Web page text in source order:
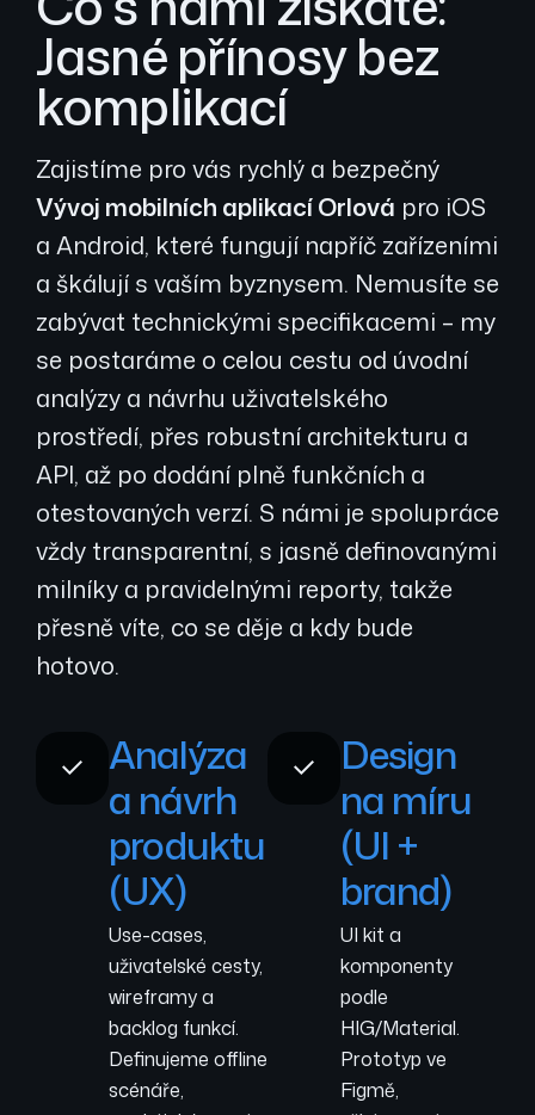
Jasné přínosy bez
komplikací
Zajistíme pro vás rychlý a bezpečný
Vývoj mobilních aplikací Orlová pro iOS
a Android, které fungují napříč zařízeními
a škálují s vaším byznysem. Nemusíte se
zabývat technickými specifikacemi – my
se postaráme o celou cestu od úvodní
analýzy a návrhu uživatelského
prostředí, přes robustní architekturu a
API, až po dodání plně funkčních a
otestovaných verzí. S námi je spolupráce
vždy transparentní, s jasně definovanými
milníky a pravidelnými reporty, takže
přesně víte, co se děje a kdy bude
hotovo.
Analýza
a návrh
produktu
(UX)
Use-cases,
uživatelské cesty,
wireframy a
backlog funkcí.
Definujeme offline
scénáře,
Design
na míru
(UI +
brand)
UI kit a
komponenty
podle
HIG/Material.
Prototyp ve
Figmě,